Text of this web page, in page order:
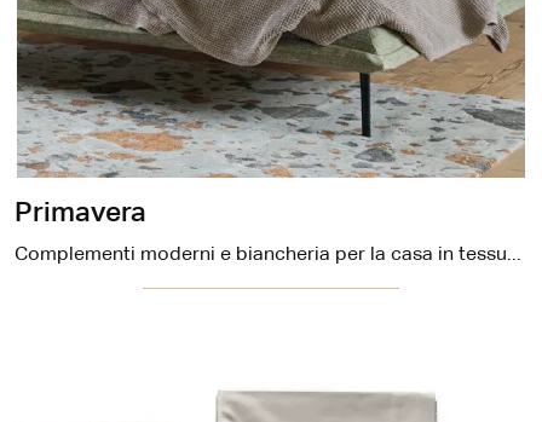
Primavera
Complementi moderni e biancheria per la casa in tessuto: ottieni informazioni sul modello Primavera di Calligaris e potrai completare i tuoi locali.